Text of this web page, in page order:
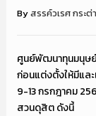
Byสรรค์วเรศ กระต่
ศูนย์พัฒนาทุนมนุษ
ก่อนแต่งตั้งให้มีและ
9-13 กรกฎาคม
สวนดุสิต ดังนี้